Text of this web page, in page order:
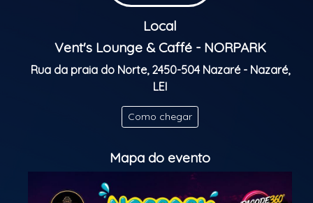
enquanto o DJ estiver tocando, o bar aberto
continuará liberado para o público aproveitar ainda
mais a festa.
Garanta já o seu bilhete online e venha viver essa
Classificação etária: +18
Local
Vent's Lounge & Caffé - NORPARK
Rua da praia do Norte, 2450-504 Nazaré - Nazaré,
LEI
Como chegar
Mapa do evento